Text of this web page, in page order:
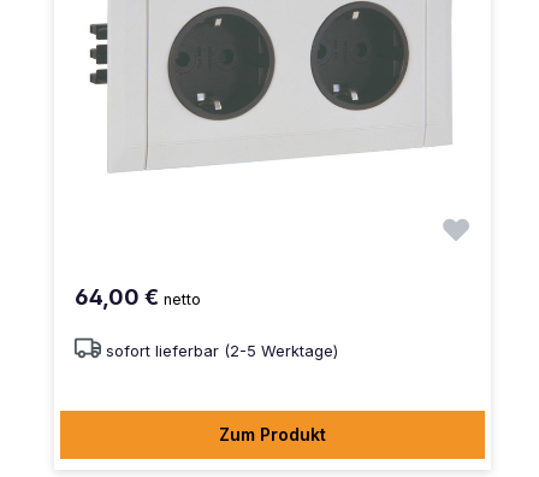
64,00 € netto
sofort lieferbar (2-5 Werktage)
Zum Produkt